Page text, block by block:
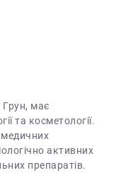
Грун, має
та косметології.
медичних
активних
препаратів.